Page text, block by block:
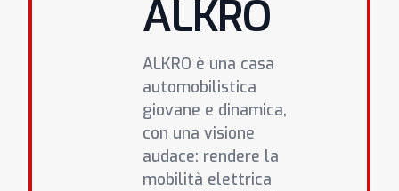
ALKRO
ALKRO è una casa
automobilistica
giovane e dinamica,
con una visione
audace: rendere la
mobilità elettrica